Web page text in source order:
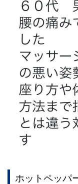
ホットペッパ